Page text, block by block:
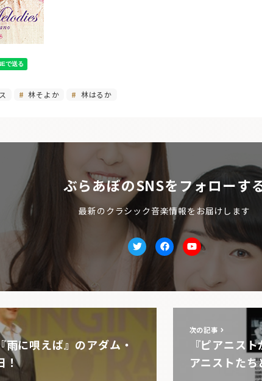
林そよか 林はるか
ぶらあぼのSNSをフォローす
最新のクラシック音楽情報をお届けします
TwitterfacebookYoutube
雨に唄えば』のアダム・
！
次の記事
『ピアニス
アニストたち